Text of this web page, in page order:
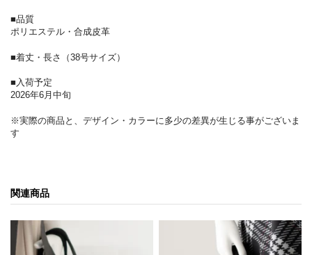
■品質
ポリエステル・合成皮革
■着丈・長さ（38号サイズ）
■入荷予定
2026年6月中旬
※実際の商品と、デザイン・カラーに多少の差異が生じる事がございま
す
関連商品